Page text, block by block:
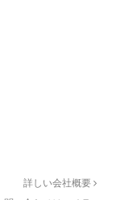
詳しい会社概要